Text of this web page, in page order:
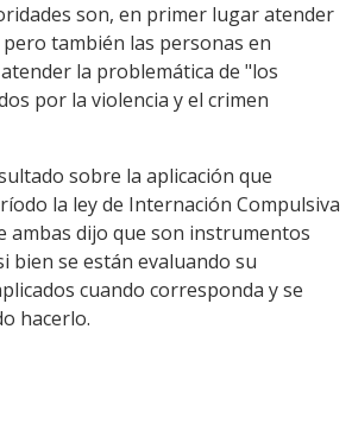
son, en primer lugar atender
también las personas en
la problemática de "los
por la violencia y el crimen
sobre la aplicación que
la ley de Internación Compulsiva
ambas dijo que son instrumentos
bien se están evaluando su
cuando corresponda y se
hacerlo.